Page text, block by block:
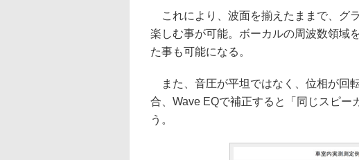
これにより、波面を揃えたままで、グ
楽しむ事が可能。ボーカルの周波数領域
た事も可能になる。
また、音圧が平坦ではなく、位相が回
合、Wave EQで補正すると「同じスピー
う。